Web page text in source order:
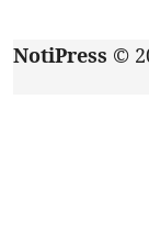
NotiPress ©